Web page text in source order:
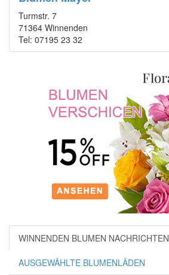
Turmstr. 7
71364 Winnenden
Tel: 07195 23 32
WINNENDEN BLUMEN NACHRICHTEN
AUSGEWÄHLTE BLUMENLÄDEN